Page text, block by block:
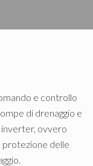
e controllo
di drenaggio e
ovvero
protezione delle